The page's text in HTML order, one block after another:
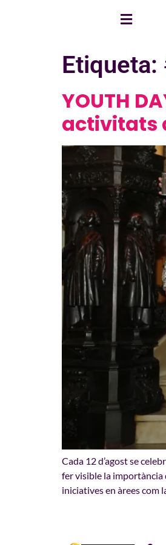
Etiqueta:
YOUTH
activitats
Cada 12 d’agost se
fer visible la importància
iniciatives en àrees com